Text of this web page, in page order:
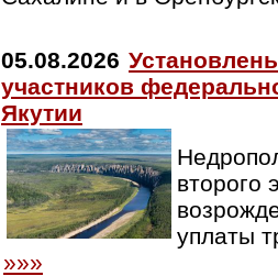
05.08.2026
участников
Якутии
второго
уплаты
»»»